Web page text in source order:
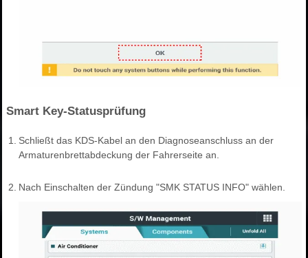
Smart Key-Statusprüfung
1.
Schließt das KDS-Kabel an den Diagnoseanschluss an der
Armaturenbrettabdeckung der Fahrerseite an.
2. Nach Einschalten der Zündung "SMK STATUS INFO" wählen.